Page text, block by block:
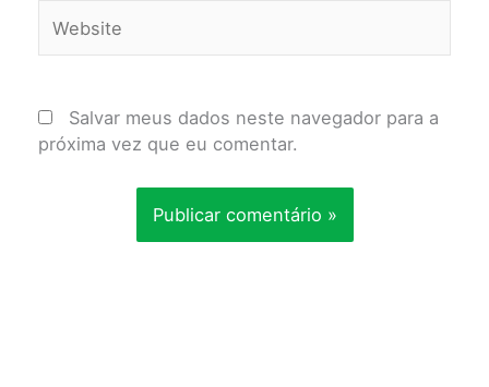
Salvar meus dados neste navegador para a
próxima vez que eu comentar.